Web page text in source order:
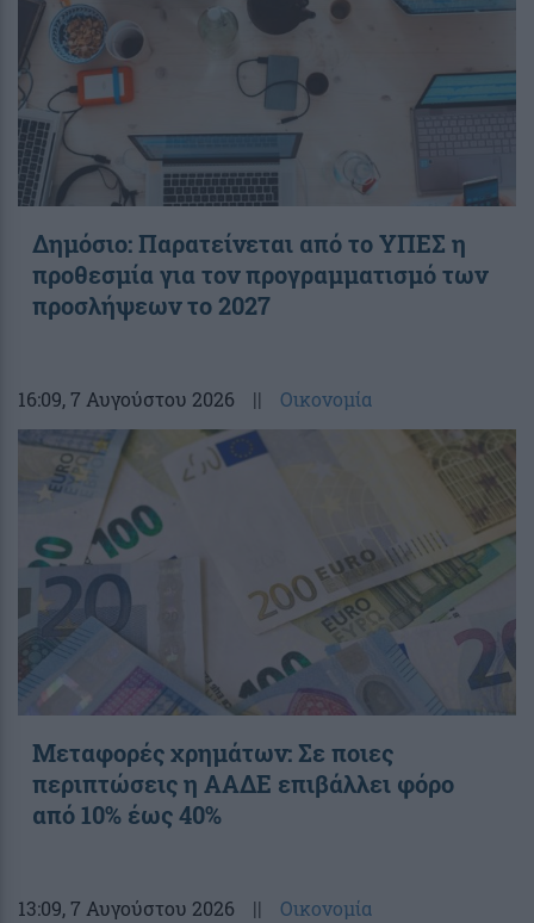
Δημόσιο: Παρατείνεται από το ΥΠΕΣ η
προθεσμία για τον προγραμματισμό των
προσλήψεων το 2027
16:09, 7 Αυγούστου 2026 || Οικονομία
Μεταφορές χρημάτων: Σε ποιες
περιπτώσεις η ΑΑΔΕ επιβάλλει φόρο
από 10% έως 40%
13:09, 7 Αυγούστου 2026 || Οικονομία